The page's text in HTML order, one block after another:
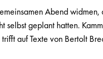
Abend
selbst geplant hatten.
auf Texte von Bertolt